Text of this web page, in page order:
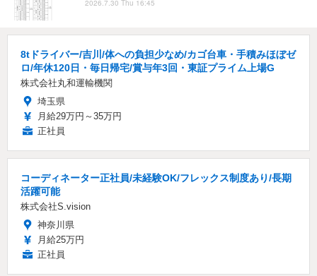
2026.7.30 Thu 16:45
8tドライバー/吉川/体への負担少なめ/カゴ台車・手積みほぼゼ
ロ/年休120日・毎日帰宅/賞与年3回・東証プライム上場G
株式会社丸和運輸機関
埼玉県
月給29万円～35万円
正社員
コーディネーター正社員/未経験OK/フレックス制度あり/長期
活躍可能
株式会社S.vision
神奈川県
月給25万円
正社員